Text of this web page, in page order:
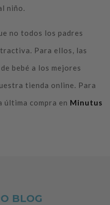
niño.
no todos los padres
Para ellos, las
bebé a los mejores
tienda online. Para
última compra en Minutus
BLOG